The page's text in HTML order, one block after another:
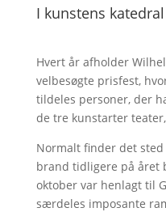
I kunstens katedral
Hvert år afholder
velbesøgte prisfest,
tildeles personer, der
de tre kunstarter
Normalt finder det
brand tidligere på året
oktober var henlagt til
særdeles imposante